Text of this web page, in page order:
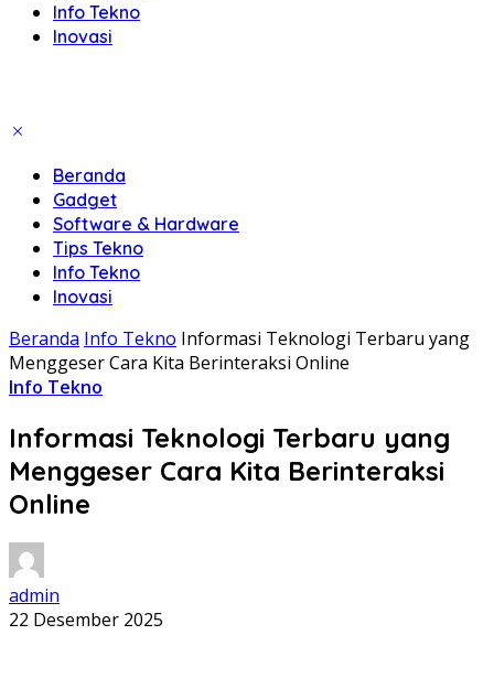
Info Tekno
Inovasi
Beranda
Gadget
Software & Hardware
Tips Tekno
Info Tekno
Inovasi
Beranda Info Tekno Informasi Teknologi Terbaru yang
Menggeser Cara Kita Berinteraksi Online
Info Tekno
Informasi Teknologi Terbaru yang
Menggeser Cara Kita Berinteraksi
Online
admin
22 Desember 2025